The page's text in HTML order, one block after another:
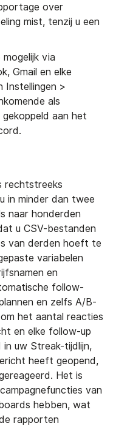
over
mist, tenzij u een
via
Gmail en elke
Instellingen >
als
aan het
rechtstreeks
in minder dan twee
naar honderden
u CSV-bestanden
van derden hoeft te
variabelen
en
follow-
en zelfs A/B-
het aantal reacties
en elke follow-up
uw Streak-tijdlijn,
heeft geopend,
Het is
van
hebben, wat
rapporten